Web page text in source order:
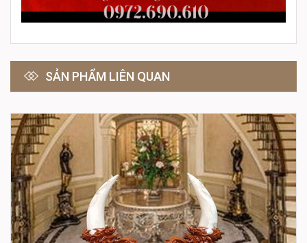
SẢN PHẨM LIÊN QUAN